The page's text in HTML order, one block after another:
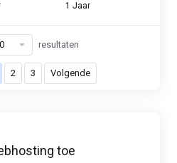
1 Jaar
2 3 Volgende
resultaten
toe